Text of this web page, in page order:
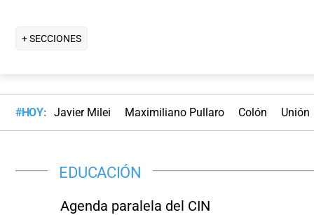
+ SECCIONES
#HOY: Javier Milei Maximiliano Pullaro Colón Unión
EDUCACIÓN
Agenda paralela del CIN